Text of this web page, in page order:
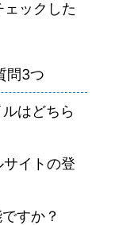
ックした
問3つ
はどちら
イトの登
すか？